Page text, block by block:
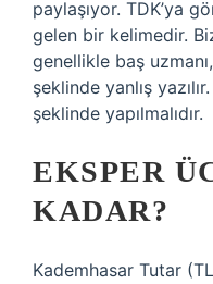
paylaşıyor. TDK’ya
gelen bir kelimedir.
genellikle baş
şeklinde yanlış
şeklinde yapılmalıdır.
EKSPER
KADAR?
Kademhasar Tutar